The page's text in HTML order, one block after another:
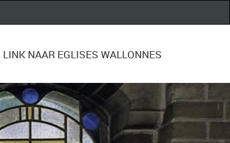
LINK NAAR EGLISES WALLONNES